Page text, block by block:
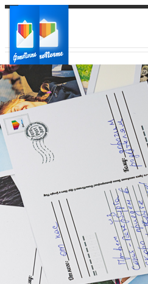
Ваш город:
Ваш регион доставки
Выберите из списка: